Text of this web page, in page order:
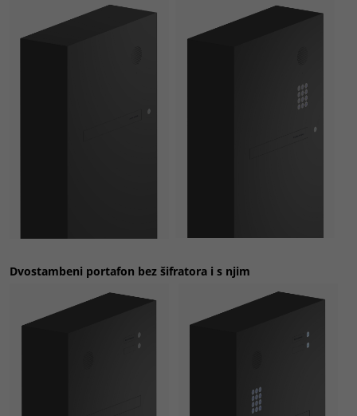
Dvostambeni portafon bez šifratora i s njim